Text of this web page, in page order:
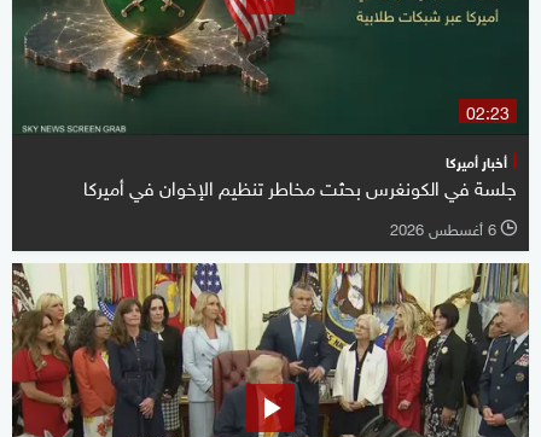
02:23
أخبار أميركا
جلسة في الكونغرس بحثت مخاطر تنظيم الإخوان في أميركا
l 6 أغسطس 2026